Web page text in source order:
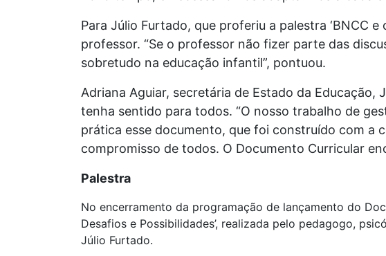
Para Júlio Furtado, que proferiu a palestra ‘BNCC
professor. “Se o professor não fizer parte das
sobretudo na educação infantil”, pontuou.
Adriana Aguiar, secretária de Estado da
tenha sentido para todos. “O nosso trabalho de
prática esse documento, que foi construído com a
compromisso de todos. O Documento Curricular
Palestra
No encerramento da programação de lançamento do
Desafios e Possibilidades’, realizada pelo pedagogo,
Júlio Furtado.